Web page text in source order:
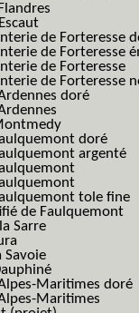
de Forteresse
de Forteresse
de Forteresse
de Forteresse
doré
doré
argenté
tole fine
de Faulquemont
Sarre
Savoie
Maritimes doré
Maritimes